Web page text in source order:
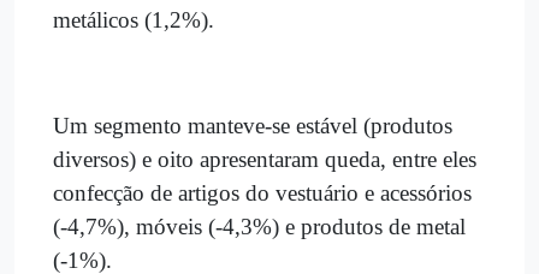
metálicos (1,2%).
Um segmento manteve-se estável (produtos
diversos) e oito apresentaram queda, entre eles
confecção de artigos do vestuário e acessórios
(-4,7%), móveis (-4,3%) e produtos de metal
(-1%).